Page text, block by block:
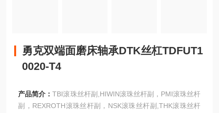
勇克双端面磨床轴承DTK丝杠TDFUT1
0020-T4
产品简介：TBI滚珠丝杆副,HIWIN滚珠丝杆副，PMI滚珠丝杆
副，REXROTH滚珠丝杆副，NSK滚珠丝杆副,THK滚珠丝杆